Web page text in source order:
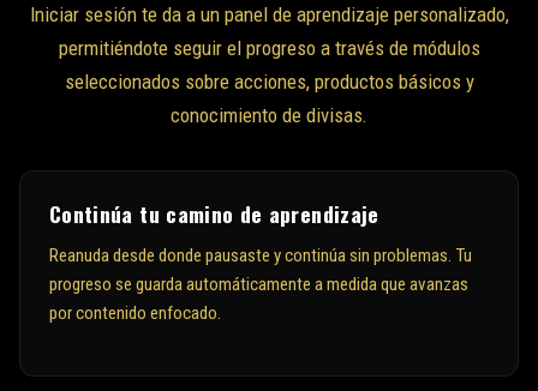
Iniciar sesión te da a un panel de aprendizaje personalizado,
permitiéndote seguir el progreso a través de módulos
seleccionados sobre acciones, productos básicos y
conocimiento de divisas.
Continúa tu camino de aprendizaje
Reanuda desde donde pausaste y continúa sin problemas. Tu
progreso se guarda automáticamente a medida que avanzas
por contenido enfocado.